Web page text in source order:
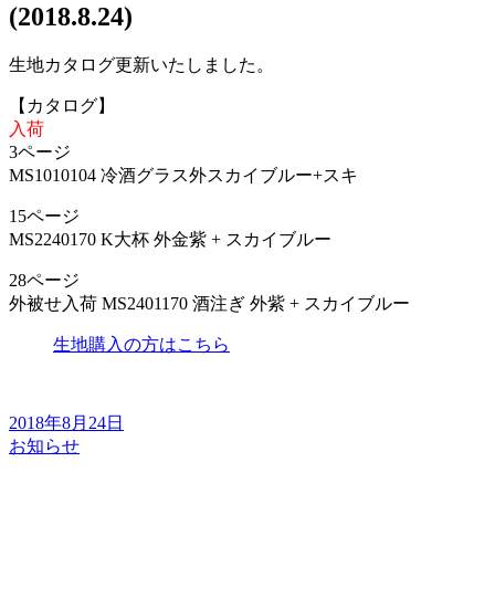
(2018.8.24)
生地カタログ更新いたしました。
【カタログ】
入荷
3ページ
MS1010104 冷酒グラス外スカイブルー+スキ
15ページ
MS2240170 K大杯 外金紫 + スカイブルー
28ページ
外被せ入荷 MS2401170 酒注ぎ 外紫 + スカイブルー
生地購入の方はこちら
2018年8月24日
お知らせ